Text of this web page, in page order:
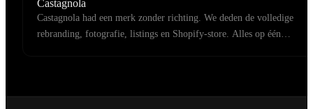
Castagnola
Castagnola had een merk zonder richting. We deden de volledige
rebranding, fotografie, listings en Shopify-store. Alles op één